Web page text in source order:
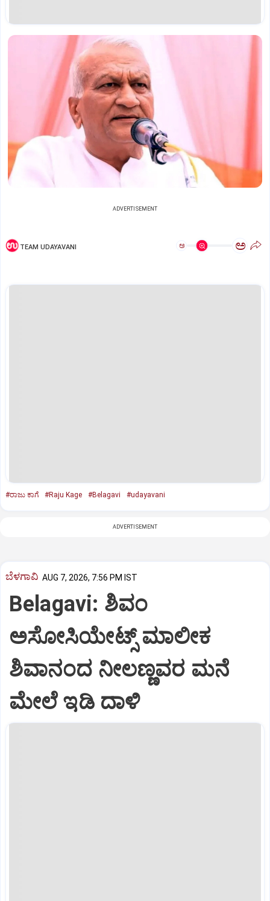
ADVERTISEMENT
TEAM UDAYAVANI ಅ ಅ
#ರಾಜು ಕಾಗೆ #Raju Kage #Belagavi #udayavani
ADVERTISEMENT
ಬೆಳಗಾವಿ AUG 7, 2026, 7:56 PM IST
Belagavi: ಶಿವಂ
ಅಸೋಸಿಯೇಟ್ಸ್ ಮಾಲೀಕ
ಶಿವಾನಂದ ನೀಲಣ್ಣವರ ಮನೆ
ಮೇಲೆ ಇಡಿ‌ ದಾಳಿ